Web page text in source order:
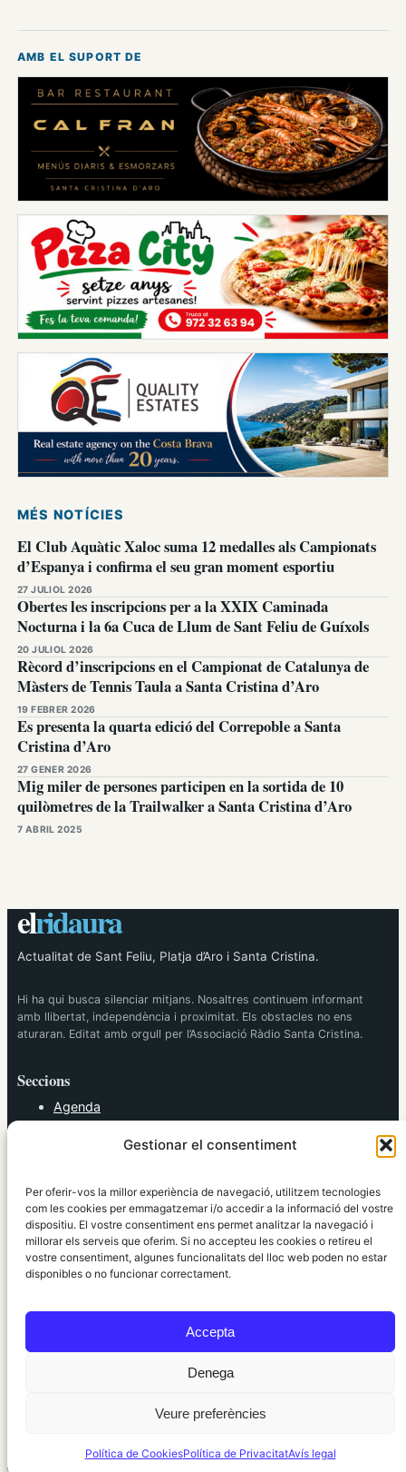
Gestionar el consentiment
Per oferir-vos la millor experiència de navegació, utilitzem tecnologies
com les cookies per emmagatzemar i/o accedir a la informació del vostre
dispositiu. El vostre consentiment ens permet analitzar la navegació i
millorar els serveis que oferim. Si no accepteu les cookies o retireu el
vostre consentiment, algunes funcionalitats del lloc web poden no estar
disponibles o no funcionar correctament.
Accepta
Denega
Veure preferències
Política de CookiesPolítica de PrivacitatAvís legal
AMB EL SUPORT DE
MÉS NOTÍCIES
El Club Aquàtic Xaloc suma 12 medalles als Campionats
d’Espanya i confirma el seu gran moment esportiu
27 JULIOL 2026
Obertes les inscripcions per a la XXIX Caminada
Nocturna i la 6a Cuca de Llum de Sant Feliu de Guíxols
20 JULIOL 2026
Rècord d’inscripcions en el Campionat de Catalunya de
Màsters de Tennis Taula a Santa Cristina d’Aro
19 FEBRER 2026
Es presenta la quarta edició del Correpoble a Santa
Cristina d’Aro
27 GENER 2026
Mig miler de persones participen en la sortida de 10
quilòmetres de la Trailwalker a Santa Cristina d’Aro
7 ABRIL 2025
elridaura
Actualitat de Sant Feliu, Platja d’Aro i Santa Cristina.
Hi ha qui busca silenciar mitjans. Nosaltres continuem informant
amb llibertat, independència i proximitat. Els obstacles no ens
aturaran. Editat amb orgull per l’Associació Ràdio Santa Cristina.
Seccions
Agenda
Política
Societat
Tendències
elRidaura.com
Informació local, clara i propera ·Accés administració